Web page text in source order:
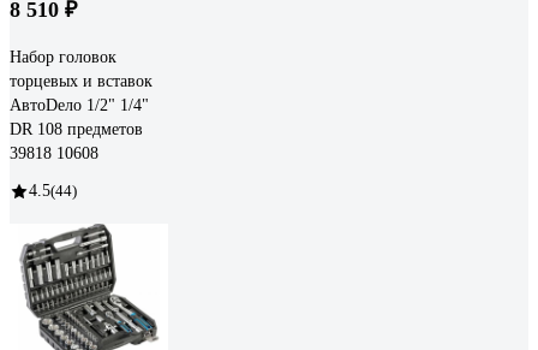
8 510 ₽
Набор головок
торцевых и вставок
АвтоDело 1/2" 1/4"
DR 108 предметов
39818 10608
4.5(44)